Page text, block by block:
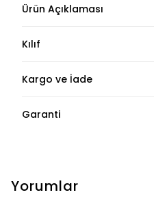
Ürün Açıklaması
Kılıf
Kargo ve İade
Garanti
Yorumlar